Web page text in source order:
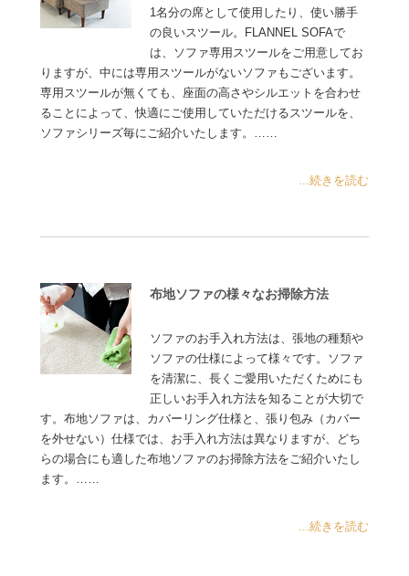
1名分の席として使用したり、使い勝手
の良いスツール。FLANNEL SOFAで
は、ソファ専用スツールをご用意してお
りますが、中には専用スツールがないソファもございます。
専用スツールが無くても、座面の高さやシルエットを合わせ
ることによって、快適にご使用していただけるスツールを、
ソファシリーズ毎にご紹介いたします。……
...続きを読む
布地ソファの様々なお掃除方法
ソファのお手入れ方法は、張地の種類や
ソファの仕様によって様々です。ソファ
を清潔に、長くご愛用いただくためにも
正しいお手入れ方法を知ることが大切で
す。布地ソファは、カバーリング仕様と、張り包み（カバー
を外せない）仕様では、お手入れ方法は異なりますが、どち
らの場合にも適した布地ソファのお掃除方法をご紹介いたし
ます。……
...続きを読む